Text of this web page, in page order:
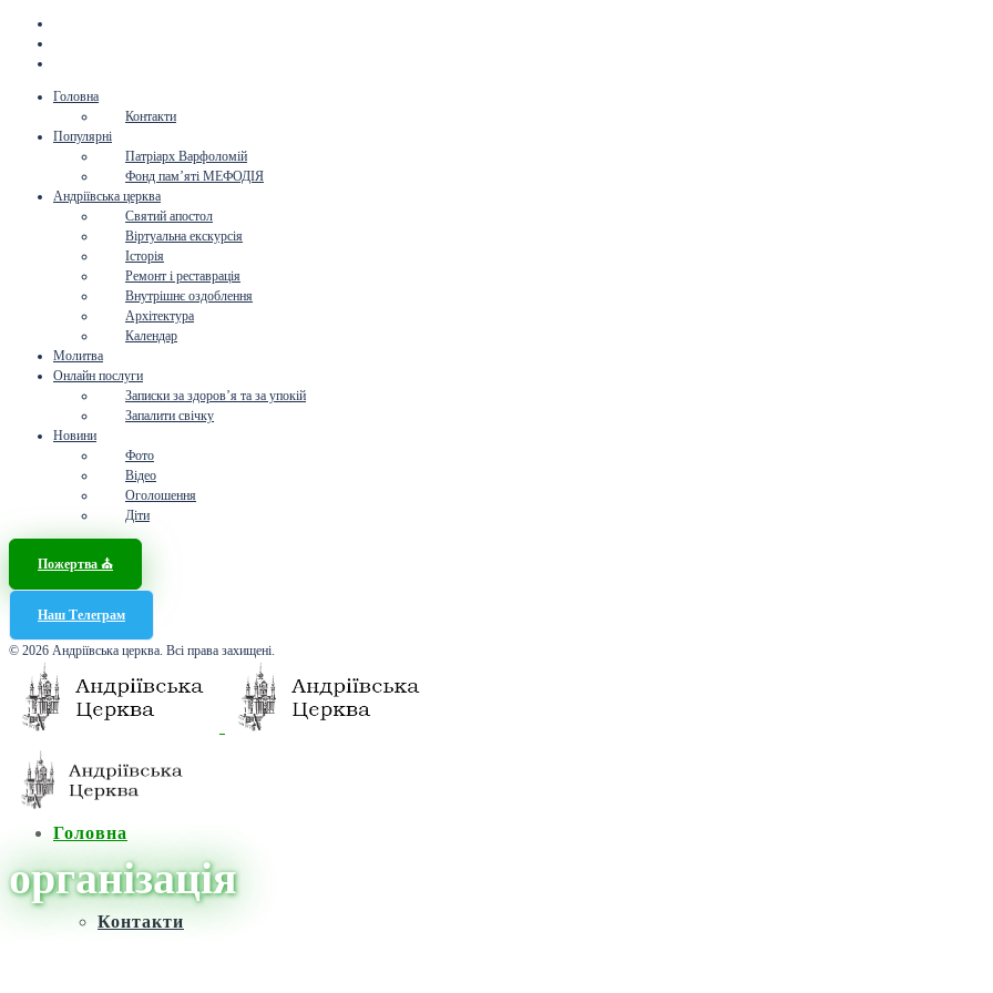
Головна
Контакти
Популярні
Патріарх Варфоломій
Фонд пам’яті МЕФОДІЯ
Андріївська церква
Святий апостол
Віртуальна екскурсія
Історія
Ремонт і реставрація
Внутрішнє оздоблення
Архітектура
Календар
Молитва
Онлайн послуги
Записки за здоров’я та за упокій
Запалити свічку
Новини
Фото
Відео
Оголошення
Діти
Пожертва ⛪️
Наш Телеграм
© 2026 Андріївська церква. Всі права захищені.
Головна
Контакти
організація